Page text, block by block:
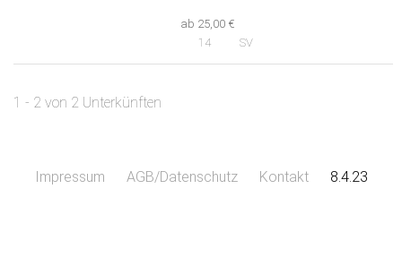
ab 25,00 €
14
SV
1 - 2 von 2 Unterkünften
Impressum AGB/Datenschutz Kontakt 8.4.23